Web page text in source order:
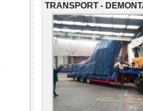
TRANSPORT -